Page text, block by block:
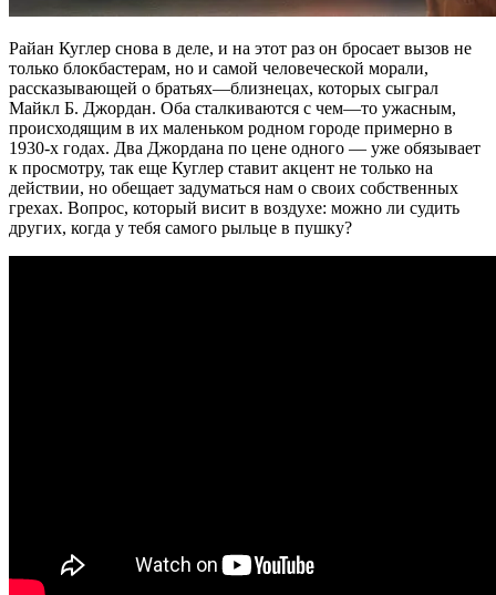
Райан Куглер снова в деле, и на этот раз он бросает вызов не
только блокбастерам, но и самой человеческой морали,
рассказывающей о братьях—близнецах, которых сыграл
Майкл Б. Джордан. Оба сталкиваются с чем—то ужасным,
происходящим в их маленьком родном городе примерно в
1930-х годах. Два Джордана по цене одного — уже обязывает
к просмотру, так еще Куглер ставит акцент не только на
действии, но обещает задуматься нам о своих собственных
грехах. Вопрос, который висит в воздухе: можно ли судить
других, когда у тебя самого рыльце в пушку?